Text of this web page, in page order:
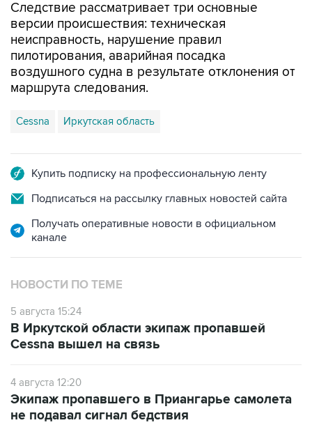
неисправность, нарушение правил
пилотирования, аварийная посадка
воздушного судна в результате отклонения от
маршрута следования.
Cessna Иркутская область
Подписаться на рассылку главных новостей сайта
Получать оперативные новости в официальном
НОВОСТИ ПО ТЕМЕ
5 августа 15:24
Cessna вышел на связь
не подавал сигнал бедствия